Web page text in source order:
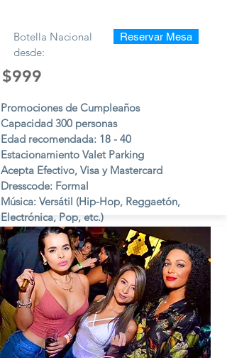
Botella Nacional
desde:
Reservar Mesa
$999
Promociones de Cumpleaños
Capacidad 300 personas
Edad recomendada: 18 - 40
Estacionamiento Valet Parking
Acepta Efectivo, Visa y Mastercard
Dresscode: Formal
Música: Versátil (Hip-Hop, Reggaetón,
Electrónica, Pop, etc.)
Viernes y Sábados